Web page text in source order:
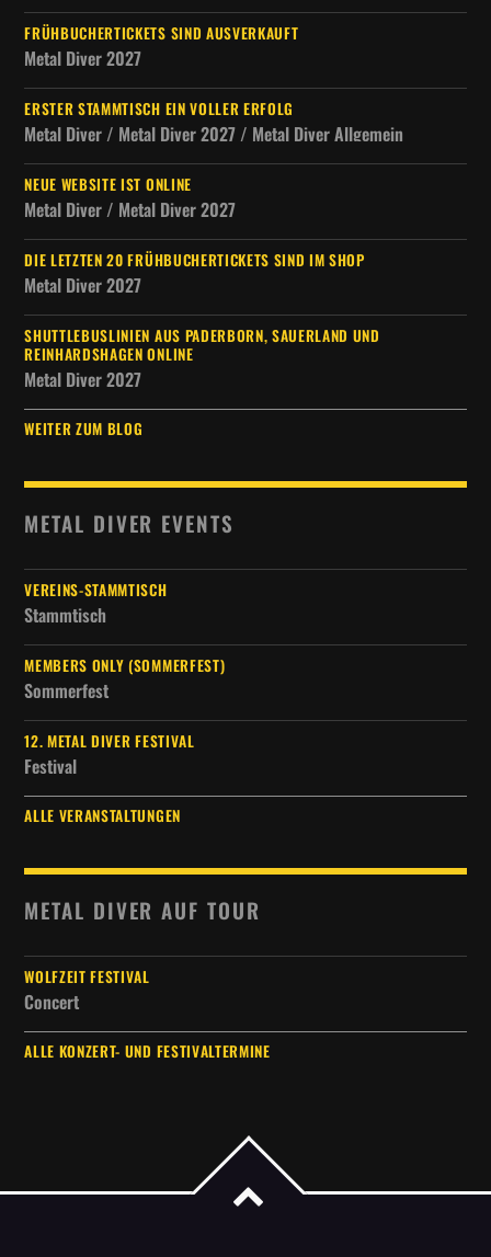
FRÜHBUCHERTICKETS SIND AUSVERKAUFT
Metal Diver 2027
ERSTER STAMMTISCH EIN VOLLER ERFOLG
Metal Diver / Metal Diver 2027 / Metal Diver Allgemein
NEUE WEBSITE IST ONLINE
Metal Diver / Metal Diver 2027
DIE LETZTEN 20 FRÜHBUCHERTICKETS SIND IM SHOP
Metal Diver 2027
SHUTTLEBUSLINIEN AUS PADERBORN, SAUERLAND UND
REINHARDSHAGEN ONLINE
Metal Diver 2027
WEITER ZUM BLOG
METAL DIVER EVENTS
VEREINS-STAMMTISCH
Stammtisch
MEMBERS ONLY (SOMMERFEST)
Sommerfest
12. METAL DIVER FESTIVAL
Festival
ALLE VERANSTALTUNGEN
METAL DIVER AUF TOUR
WOLFZEIT FESTIVAL
Concert
ALLE KONZERT- UND FESTIVALTERMINE